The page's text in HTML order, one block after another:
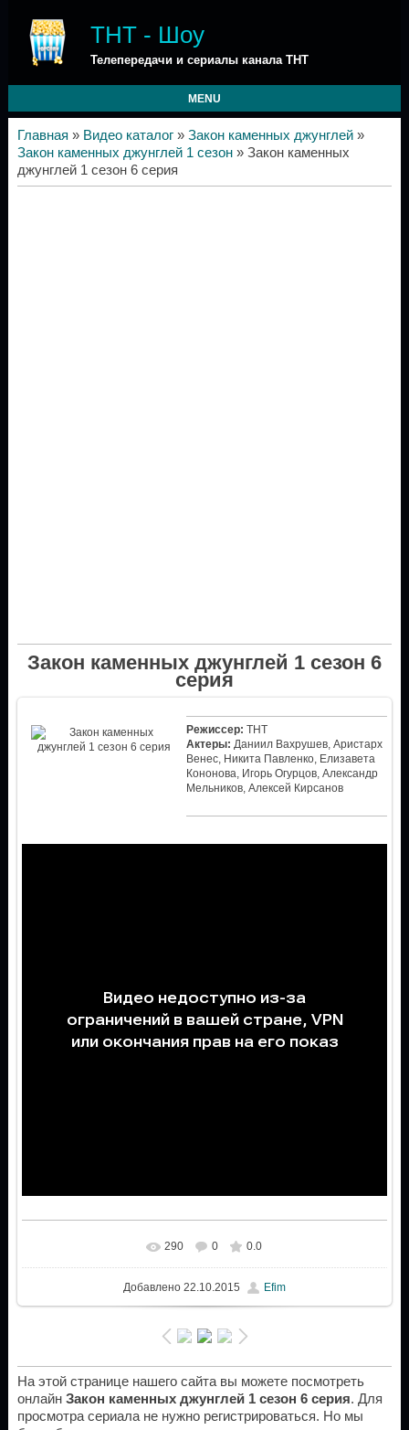
ТНТ - Шоу
Телепередачи и сериалы канала ТНТ
MENU
Главная » Видео каталог» Закон каменных джунглей»
Закон каменных джунглей 1 сезон» Закон каменных
джунглей 1 сезон 6 серия
Закон каменных джунглей 1 сезон 6
серия
Режиссер: ТНТ
Актеры: Даниил Вахрушев, Аристарх
Венес, Никита Павленко, Елизавета
Кононова, Игорь Огурцов, Александр
Мельников, Алексей Кирсанов
290 0 0.0
Добавлено22.10.2015 Efim
На этой странице нашего сайта вы можете посмотреть
онлайн Закон каменных джунглей 1 сезон 6 серия. Для
просмотра сериала не нужно регистрироваться. Но мы